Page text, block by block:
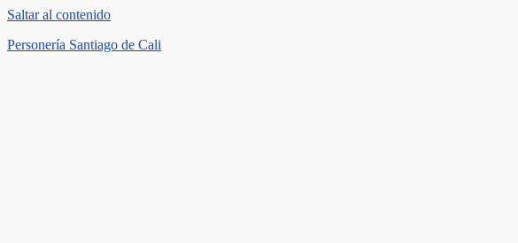
Saltar al contenido
Personería Santiago de Cali